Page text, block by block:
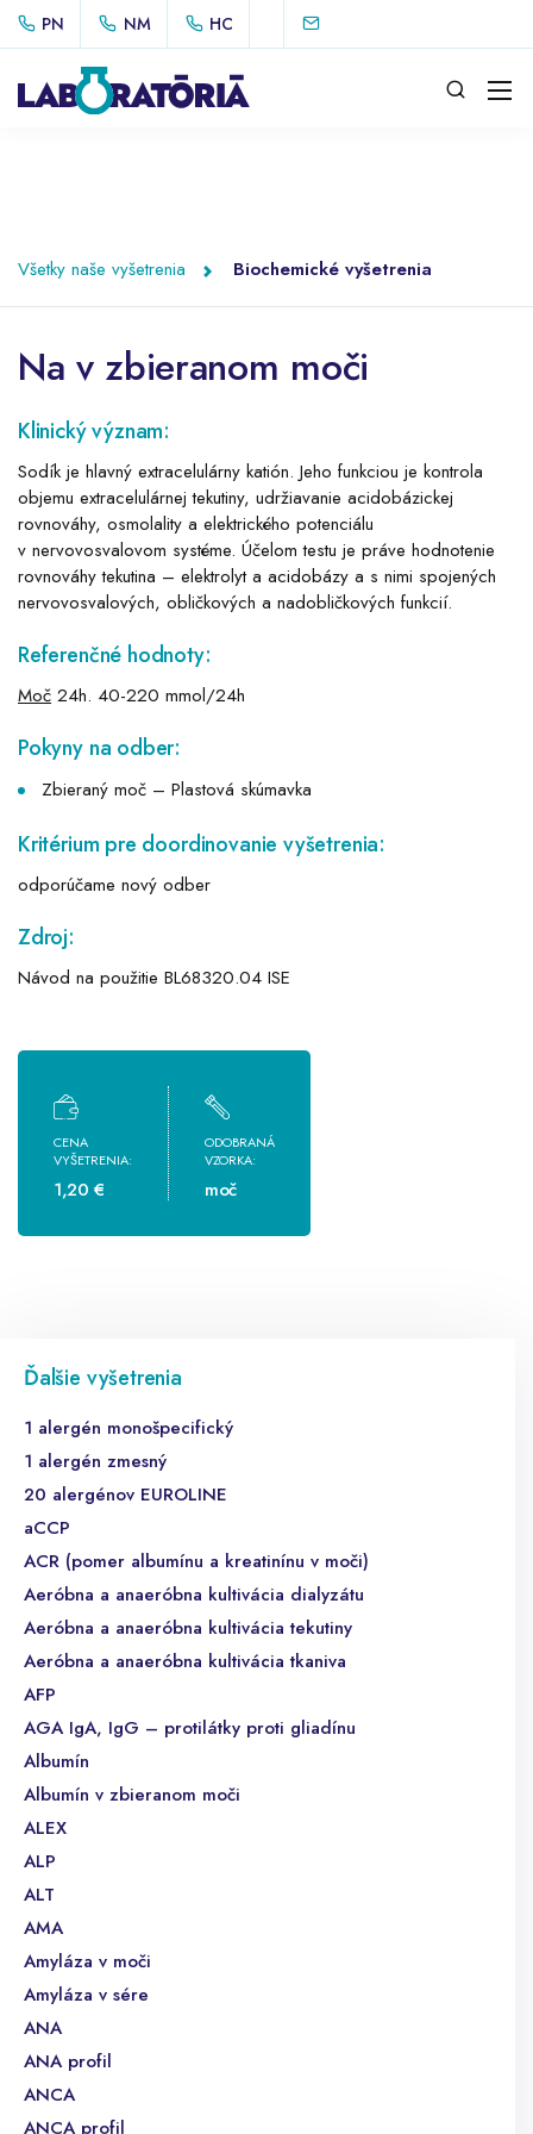
PN NM HC
Všetky naše vyšetrenia Biochemické vyšetrenia
Na v zbieranom moči
Klinický význam:
Sodík je hlavný extracelulárny katión. Jeho funkciou je kontrola
objemu extracelulárnej tekutiny, udržiavanie acidobázickej
rovnováhy, osmolality a elektrického potenciálu
v nervovosvalovom systéme. Účelom testu je práve hodnotenie
rovnováhy tekutina – elektrolyt a acidobázy a s nimi spojených
nervovosvalových, obličkových a nadobličkových funkcií.
Referenčné hodnoty:
Moč 24h. 40-220 mmol/24h
Pokyny na odber:
Zbieraný moč – Plastová skúmavka
Kritérium pre doordinovanie vyšetrenia:
odporúčame nový odber
Zdroj:
Návod na použitie BL68320.04 ISE
CENA
VYŠETRENIA:
1,20 €
ODOBRANÁ
VZORKA:
moč
Ďalšie vyšetrenia
1 alergén monošpecifický
1 alergén zmesný
20 alergénov EUROLINE
aCCP
ACR (pomer albumínu a kreatinínu v moči)
Aeróbna a anaeróbna kultivácia dialyzátu
Aeróbna a anaeróbna kultivácia tekutiny
Aeróbna a anaeróbna kultivácia tkaniva
AFP
AGA IgA, IgG – protilátky proti gliadínu
Albumín
Albumín v zbieranom moči
ALEX
ALP
ALT
AMA
Amyláza v moči
Amyláza v sére
ANA
ANA profil
ANCA
ANCA profil